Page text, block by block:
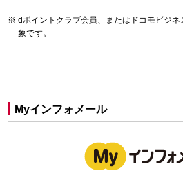
dポイントクラブ会員、またはドコモビジ
象です。
Myインフォメール